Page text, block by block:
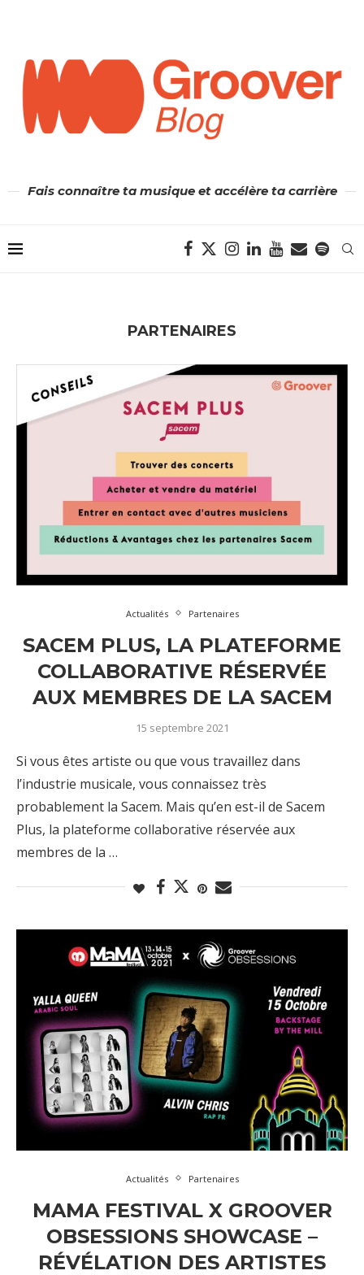
Fais connaître ta musique et accélère ta carrière
PARTENAIRES
Actualités Partenaires
SACEM PLUS, LA PLATEFORME
COLLABORATIVE RÉSERVÉE
AUX MEMBRES DE LA SACEM
15 septembre 2021
Si vous êtes artiste ou que vous travaillez dans
l’industrie musicale, vous connaissez très
probablement la Sacem. Mais qu’en est-il de Sacem
Plus, la plateforme collaborative réservée aux
membres de la …
Actualités Partenaires
MAMA FESTIVAL X GROOVER
OBSESSIONS SHOWCASE –
RÉVÉLATION DES ARTISTES